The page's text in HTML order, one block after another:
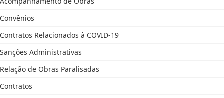
Convênios
Contratos Relacionados à COVID-19
Sanções Administrativas
Relação de Obras Paralisadas
Contratos